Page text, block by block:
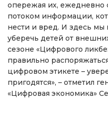
опережая их, ежедневно
потоком информации,
нести и вред. И здесь мы
уберечь детей от
сезоне «Цифрового
правильно
цифровом этикете –
пригодятся», – отметил
«Цифровая экономика»